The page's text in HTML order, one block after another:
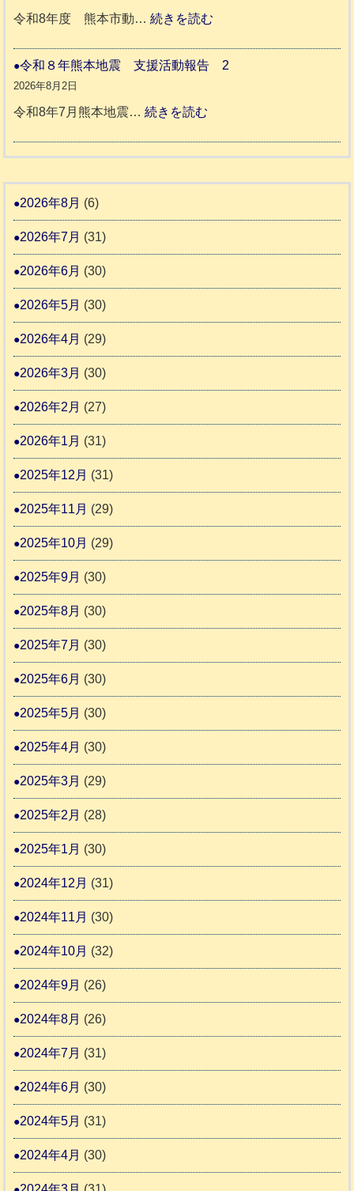
日
記
支
報
3
ッ
一
り
り
令和8年度 熊本市動…続きを読む
和
市
議
令和８年熊本地震 支援活動報告 2
2026年8月2日
令和8年7月熊本地震…続きを読む
和
熊
震
援
報
2026年8月 (6)
2026年7月 (31)
2026年6月 (30)
2026年5月 (30)
2026年4月 (29)
2026年3月 (30)
2026年2月 (27)
2026年1月 (31)
2025年12月 (31)
2025年11月 (29)
2025年10月 (29)
2025年9月 (30)
2025年8月 (30)
2025年7月 (30)
2025年6月 (30)
2025年5月 (30)
2025年4月 (30)
2025年3月 (29)
2025年2月 (28)
2025年1月 (30)
2024年12月 (31)
2024年11月 (30)
2024年10月 (32)
2024年9月 (26)
2024年8月 (26)
2024年7月 (31)
2024年6月 (30)
2024年5月 (31)
2024年4月 (30)